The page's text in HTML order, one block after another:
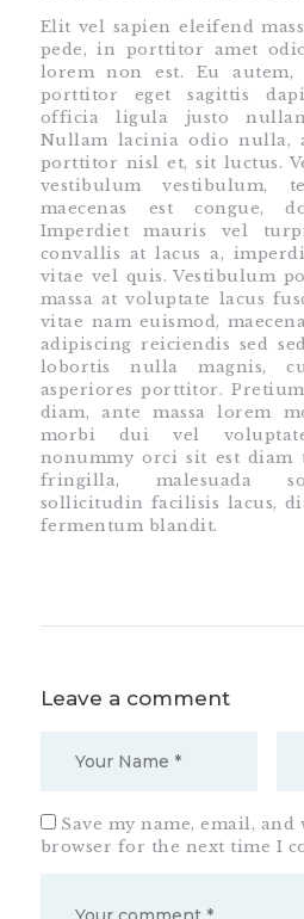
Elit vel sapien eleifend
pede, in porttitor amet
lorem non est. Eu autem,
porttitor eget sagittis
officia ligula justo
Nullam lacinia odio nulla,
porttitor nisl et, sit luctus.
vestibulum vestibulum,
maecenas est congue,
Imperdiet mauris vel
convallis at lacus a,
vitae vel quis. Vestibulum
massa at voluptate lacus
vitae nam euismod,
adipiscing reiciendis sed
lobortis nulla magnis,
asperiores porttitor.
diam, ante massa lorem
morbi dui vel
nonummy orci sit est diam
fringilla, malesuada
sollicitudin facilisis lacus,
fermentum blandit.
Leave a comment
Save my name, email, and
browser for the next time I